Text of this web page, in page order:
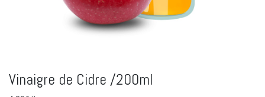
Vinaigre de Cidre /200ml